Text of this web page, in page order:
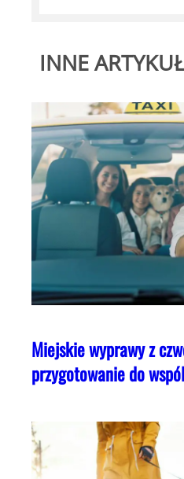
INNE
Miejskie wyprawy z
przygotowanie do